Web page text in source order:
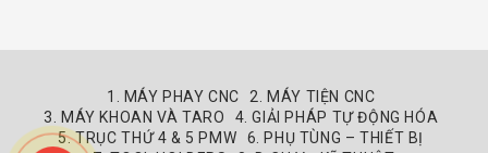
1. MÁY PHAY CNC
2. MÁY TIỆN CNC
3. MÁY KHOAN VÀ TARO
4. GIẢI PHÁP TỰ ĐỘNG HÓA
5. TRỤC THỨ 4 & 5 PMW
6. PHỤ TÙNG – THIẾT BỊ